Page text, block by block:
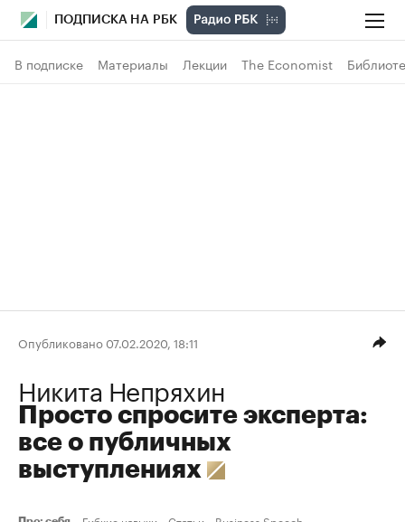
ПОДПИСКА НА РБК
В подписке Материалы Лекции The Economist
Опубликовано 07.02.2020, 18:11
Никита Непряхин
Просто спросите эксперта:
все о публичных
выступлениях